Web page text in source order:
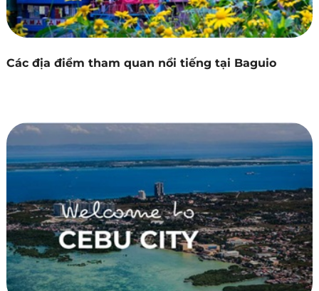
Các địa điểm tham quan nổi tiếng tại Baguio